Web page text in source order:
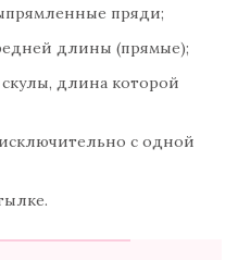
пряди;
длины (прямые);
длина которой
с одной